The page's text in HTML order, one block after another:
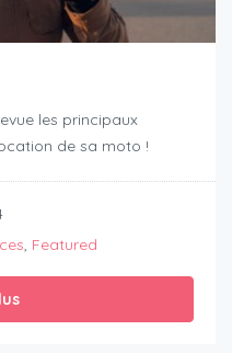
les principaux
de sa moto !
, Featured